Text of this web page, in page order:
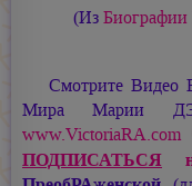
(ИзБиографии
Смотрите Видео
МираМарии
www.VictoriaRA.com
ПОДПИСАТЬСЯ